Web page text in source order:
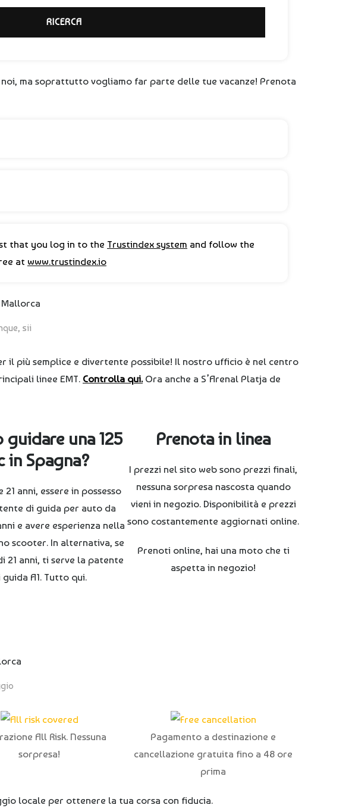
ma soprattutto vogliamo far parte delle tue vacanze! Prenota
that you log in to the Trustindex system and follow the
at www.trustindex.io
sii
il più semplice e divertente possibile! Il nostro ufficio è nel centro
linee EMT. Controlla qui. Ora anche a S’Arenal Platja de
guidare una 125
in Spagna?
21 anni, essere in possesso
di guida per auto da
e avere esperienza nella
scooter. In alternativa, se
21 anni, ti serve la patente
guida A1. Tutto qui.
Prenota in linea
I prezzi nel sito web sono prezzi finali,
nessuna sorpresa nascosta quando
vieni in negozio. Disponibilità e prezzi
sono costantemente aggiornati online.
Prenoti online, hai una moto che ti
aspetta in negozio!
All Risk. Nessuna
sorpresa!
Pagamento a destinazione e
cancellazione gratuita fino a 48 ore
prima
locale per ottenere la tua corsa con fiducia.